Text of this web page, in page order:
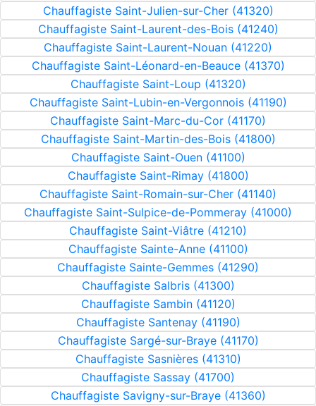
Chauffagiste Saint-Julien-sur-Cher (41320)
Chauffagiste Saint-Laurent-des-Bois (41240)
Chauffagiste Saint-Laurent-Nouan (41220)
Chauffagiste Saint-Léonard-en-Beauce (41370)
Chauffagiste Saint-Loup (41320)
Chauffagiste Saint-Lubin-en-Vergonnois (41190)
Chauffagiste Saint-Marc-du-Cor (41170)
Chauffagiste Saint-Martin-des-Bois (41800)
Chauffagiste Saint-Ouen (41100)
Chauffagiste Saint-Rimay (41800)
Chauffagiste Saint-Romain-sur-Cher (41140)
Chauffagiste Saint-Sulpice-de-Pommeray (41000)
Chauffagiste Saint-Viâtre (41210)
Chauffagiste Sainte-Anne (41100)
Chauffagiste Sainte-Gemmes (41290)
Chauffagiste Salbris (41300)
Chauffagiste Sambin (41120)
Chauffagiste Santenay (41190)
Chauffagiste Sargé-sur-Braye (41170)
Chauffagiste Sasnières (41310)
Chauffagiste Sassay (41700)
Chauffagiste Savigny-sur-Braye (41360)